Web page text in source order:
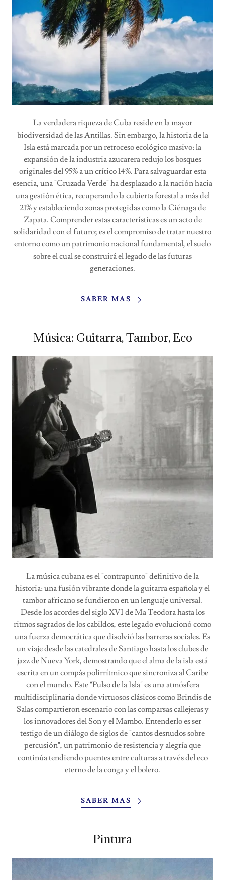
La verdadera riqueza de Cuba reside en la mayor
biodiversidad de las Antillas. Sin embargo, la historia de la
Isla está marcada por un retroceso ecológico masivo: la
expansión de la industria azucarera redujo los bosques
originales del 95% a un crítico 14%. Para salvaguardar esta
esencia, una "Cruzada Verde" ha desplazado a la nación hacia
una gestión ética, recuperando la cubierta forestal a más del
21% y estableciendo zonas protegidas como la Ciénaga de
Zapata. Comprender estas características es un acto de
solidaridad con el futuro; es el compromiso de tratar nuestro
entorno como un patrimonio nacional fundamental, el suelo
sobre el cual se construirá el legado de las futuras
generaciones.
SABER MAS
Música: Guitarra, Tambor, Eco
La música cubana es el "contrapunto" definitivo de la
historia: una fusión vibrante donde la guitarra española y el
tambor africano se fundieron en un lenguaje universal.
Desde los acordes del siglo XVI de Ma Teodora hasta los
ritmos sagrados de los cabildos, este legado evolucionó como
una fuerza democrática que disolvió las barreras sociales. Es
un viaje desde las catedrales de Santiago hasta los clubes de
jazz de Nueva York, demostrando que el alma de la isla está
escrita en un compás polirrítmico que sincroniza al Caribe
con el mundo. Este "Pulso de la Isla" es una atmósfera
multidisciplinaria donde virtuosos clásicos como Brindis de
Salas compartieron escenario con las comparsas callejeras y
los innovadores del Son y el Mambo. Entenderlo es ser
testigo de un diálogo de siglos de "cantos desnudos sobre
percusión", un patrimonio de resistencia y alegría que
continúa tendiendo puentes entre culturas a través del eco
eterno de la conga y el bolero.
SABER MAS
Pintura